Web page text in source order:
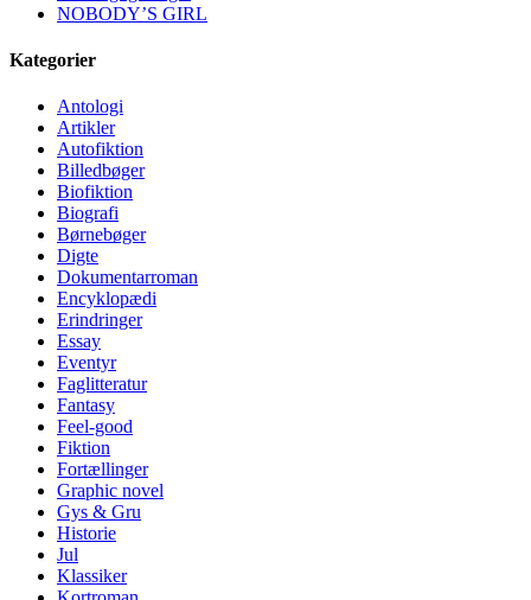
NOBODY’S GIRL
Kategorier
Antologi
Artikler
Autofiktion
Billedbøger
Biofiktion
Biografi
Børnebøger
Digte
Dokumentarroman
Encyklopædi
Erindringer
Essay
Eventyr
Faglitteratur
Fantasy
Feel-good
Fiktion
Fortællinger
Graphic novel
Gys & Gru
Historie
Jul
Klassiker